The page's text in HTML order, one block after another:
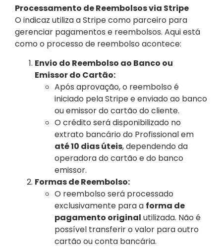
Processamento de Reembolsos via Stripe
O indicaz utiliza a Stripe como parceiro para
gerenciar pagamentos e reembolsos. Aqui está
como o processo de reembolso acontece:
Envio do Reembolso ao Banco ou
Emissor do Cartão:
Após aprovação, o reembolso é
iniciado pela Stripe e enviado ao banco
ou emissor do cartão do cliente.
O crédito será disponibilizado no
extrato bancário do Profissional em
até 10 dias úteis, dependendo da
operadora do cartão e do banco
emissor.
Formas de Reembolso:
O reembolso será processado
exclusivamente para a forma de
pagamento original utilizada. Não é
possível transferir o valor para outro
cartão ou conta bancária.